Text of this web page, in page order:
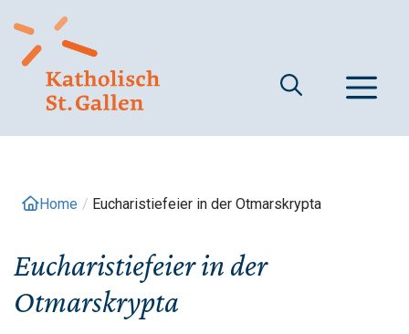
zum
Inhalt
Home / Eucharistiefeier in der Otmarskrypta
Eucharistiefeier in der
Otmarskrypta